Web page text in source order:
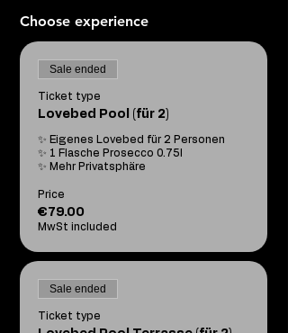
Choose experience
Sale ended
Ticket type
Lovebed Pool (für 2)
✨ Eigenes Lovebed für 2 Personen
✨ 1 Flasche Prosecco 0.75l
✨ Mehr Privatsphäre
Price
€79.00
MwSt included
Sale ended
Ticket type